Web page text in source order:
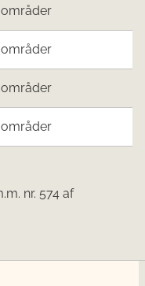
nr. 574 af